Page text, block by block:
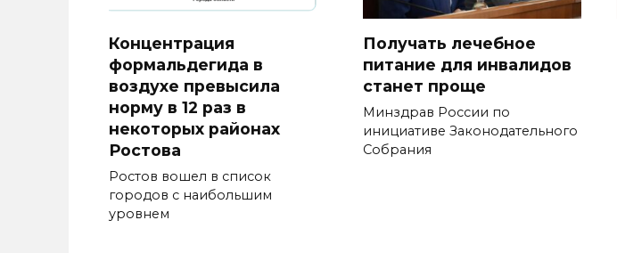
Концентрация
формальдегида в
воздухе превысила
норму в 12 раз в
некоторых районах
Ростова
Ростов вошел в список
городов с наибольшим
уровнем
Получать лечебное
питание для инвалидов
станет проще
Минздрав России по
инициативе Законодательного
Собрания